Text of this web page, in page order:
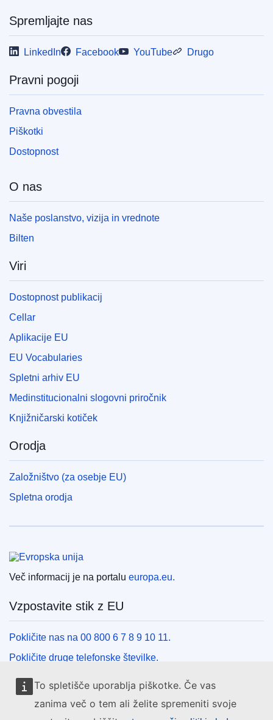
To spletišče uporablja piškotke. Če vas
zanima več o tem ali želite spremeniti svoje
Spremljajte nas
LinkedIn Facebook YouTube Drugo
Pravni pogoji
Pravna obvestila
Piškotki
Dostopnost
O nas
Naše poslanstvo, vizija in vrednote
Bilten
Viri
Dostopnost publikacij
Cellar
Aplikacije EU
EU Vocabularies
Spletni arhiv EU
Medinstitucionalni slogovni priročnik
Knjižničarski kotiček
Orodja
Založništvo (za osebje EU)
Spletna orodja
Več informacij je na portalu europa.eu.
Vzpostavite stik z EU
Pokličite nas na 00 800 6 7 8 9 10 11.
Pokličite druge telefonske številke.
Pišite nam s kontaktnim obrazcem.
Obiščite nas v enem od centrov EU.